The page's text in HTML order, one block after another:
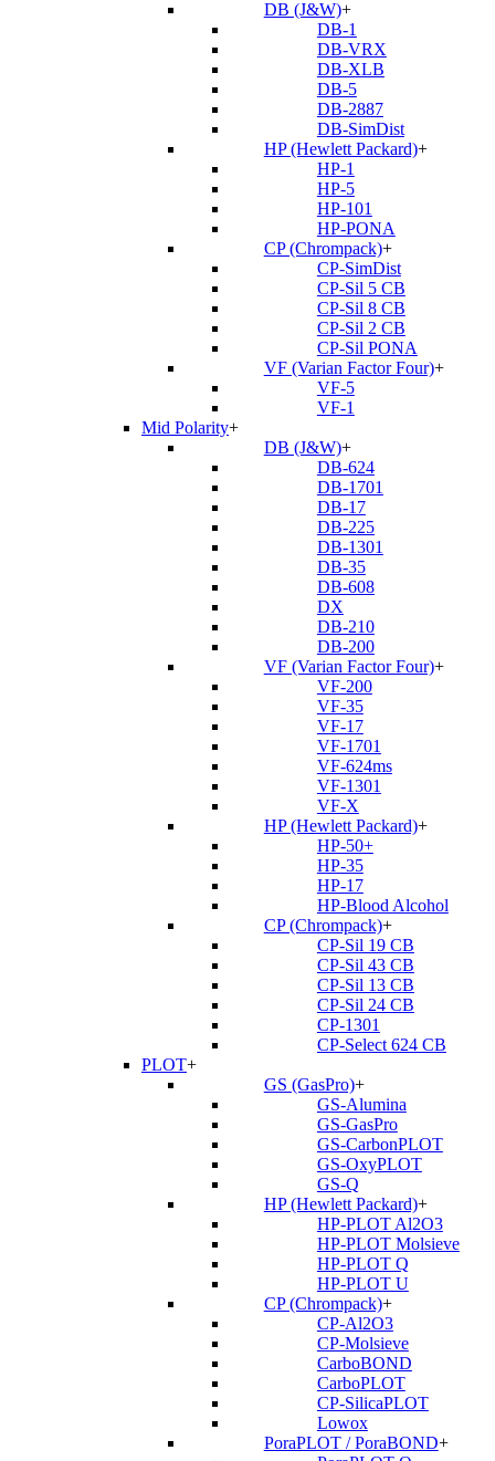
DB (J&W)+
DB-1
DB-VRX
DB-XLB
DB-5
DB-2887
DB-SimDist
HP (Hewlett Packard)+
HP-1
HP-5
HP-101
HP-PONA
CP (Chrompack)+
CP-SimDist
CP-Sil 5 CB
CP-Sil 8 CB
CP-Sil 2 CB
CP-Sil PONA
VF (Varian Factor Four)+
VF-5
VF-1
Mid Polarity+
DB (J&W)+
DB-624
DB-1701
DB-17
DB-225
DB-1301
DB-35
DB-608
DX
DB-210
DB-200
VF (Varian Factor Four)+
VF-200
VF-35
VF-17
VF-1701
VF-624ms
VF-1301
VF-X
HP (Hewlett Packard)+
HP-50+
HP-35
HP-17
HP-Blood Alcohol
CP (Chrompack)+
CP-Sil 19 CB
CP-Sil 43 CB
CP-Sil 13 CB
CP-Sil 24 CB
CP-1301
CP-Select 624 CB
PLOT+
GS (GasPro)+
GS-Alumina
GS-GasPro
GS-CarbonPLOT
GS-OxyPLOT
GS-Q
HP (Hewlett Packard)+
HP-PLOT Al2O3
HP-PLOT Molsieve
HP-PLOT Q
HP-PLOT U
CP (Chrompack)+
CP-Al2O3
CP-Molsieve
CarboBOND
CarboPLOT
CP-SilicaPLOT
Lowox
PoraPLOT / PoraBOND+